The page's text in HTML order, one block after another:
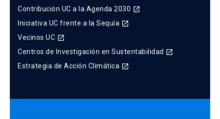
Contribución UC a la Agenda 2030 launch
Iniciativa UC frente a la Sequía launch
Vecinos UC launch
Centros de Investigación en Sustentabilidad launch
Estrategia de Acción Climática launch